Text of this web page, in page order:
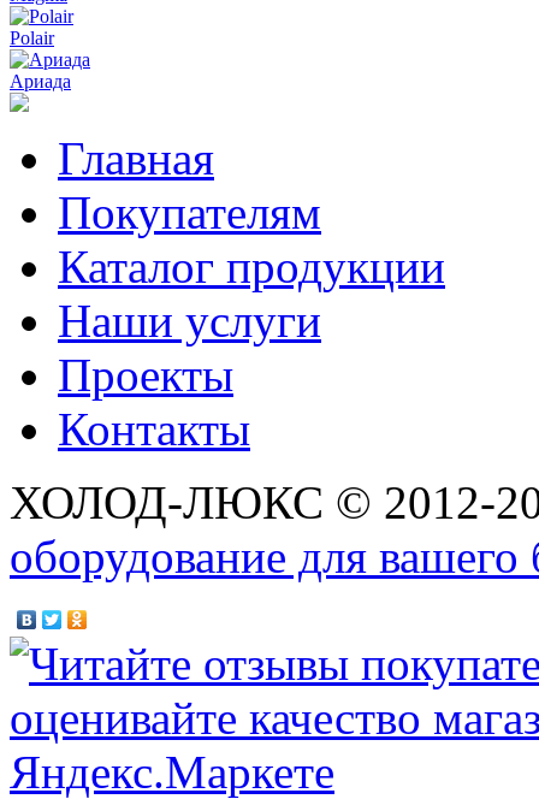
Polair
Ариада
Главная
Покупателям
Каталог продукции
Наши услуги
Проекты
Контакты
ХОЛОД-ЛЮКС © 2012-
оборудование для вашего